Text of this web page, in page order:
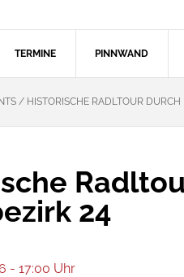
TERMINE PINNWAND
/ HISTORISCHE RADLTOUR
24
- 17:00 Uhr